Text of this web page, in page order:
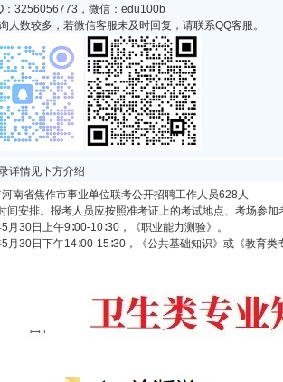
：3256056773，微信：edu100b
人数较多，若微信客服未及时回复，请联系QQ客服。
详情见下方介绍
南省焦作市事业单位联考公开招聘工作人员628人
间安排。报考人员应按照准考证上的考试地点、考场参
月30日上午9∶00-10∶30，《职业能力测验》。
月30日下午14∶00-15∶30，《公共基础知识》或《教育类